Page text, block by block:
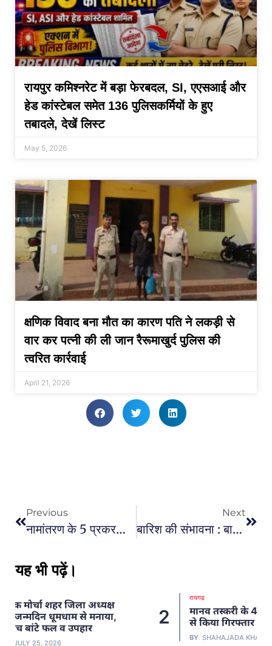
रायपुर कमिश्नरेट में बड़ा फेरबदल, SI, एएसआई और
हेड कांस्टेबल समेत 136 पुलिसकर्मियों के हुए
तबादले, देखें लिस्ट
May 5, 2026
क्षणिक विवाद बना मौत का कारण पति ने लकड़ी से
वार कर पत्नी की ली जान रैरूमाखुर्द पुलिस की
त्वरित कार्रवाई
April 21, 2026
Previous
नामांतरण के 5 प्रकरणों में टालमटोल : नामंतरण के नाम पर रायपुर तहसीलदार ऑफिस में लंबा खेल चल रहा,किसी का नामंतरण 1 दिन में, किसी को 25 दिन की पेशी… मामला चढ़ावा का तो नहीं ?
Next
बारिश की संभावना : बारिश होने से लोगों को गर्मी से राहत, मौसम विभाग ने अगले 3 दिन अंधड़ और गरज-चमक के साथ कुछ स्थानों पर बारिश की संभावना जताई
यह भी पढ़ें।
2
मानव तस्करी के 4 वर्ष से फरार आरोपी को जशपुर
से किया गिरफ्तार